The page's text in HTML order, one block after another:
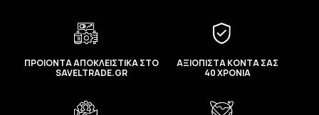
ΠΡΟΙΟΝΤΑ ΑΠΟΚΛΕΙΣΤΙΚΑ ΣΤΟ
SAVELTRADE.GR
ΑΞΙΟΠΙΣΤΑ ΚΟΝΤΑ ΣΑΣ
40 ΧΡΟΝΙΑ